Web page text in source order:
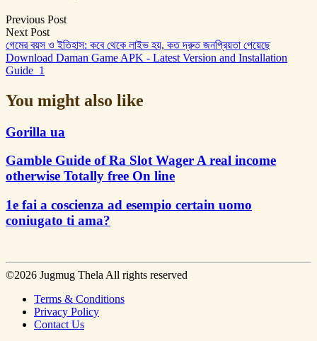
Previous Post
Next Post
গেমের বয়স ও ইতিহাস: কবে থেকে লাইভ হয়, কত দ্রুত জনপ্রিয়তা পেয়েছে
Download Daman Game APK - Latest Version and Installation
Guide_1
You might also like
Gorilla ua
Gamble Guide of Ra Slot Wager A real income
otherwise Totally free On line
1e fai a coscienza ad esempio certain uomo
coniugato ti ama?
©2026 Jugmug Thela All rights reserved
Terms & Conditions
Privacy Policy
Contact Us